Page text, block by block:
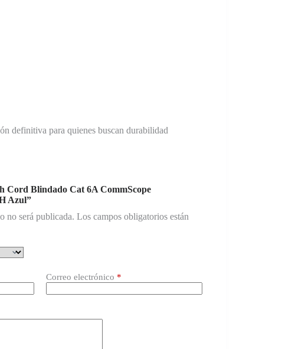
definitiva para quienes buscan durabilidad
Cord Blindado Cat 6A CommScope
Azul”
no será publicada. Los campos obligatorios están
Correo electrónico *